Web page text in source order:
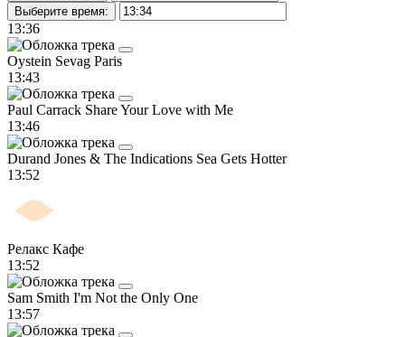
Выберите время:
13:36
Oystein Sevag Paris
13:43
Paul Carrack Share Your Love with Me
13:46
Durand Jones & The Indications Sea Gets Hotter
13:52
Релакс Кафе
13:52
Sam Smith I'm Not the Only One
13:57